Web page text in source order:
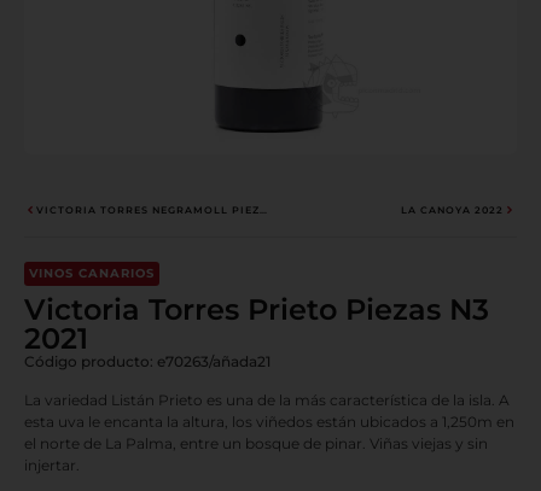
VICTORIA TORRES NEGRAMOLL PIEZAS N1 2020 LA CANOYA 2022
VINOS CANARIOS
Victoria Torres Prieto Piezas N3
2021
Código producto: e70263/añada21
La variedad Listán Prieto es una de la más característica de la isla. A
esta uva le encanta la altura, los viñedos están ubicados a 1,250m en
el norte de La Palma, entre un bosque de pinar. Viñas viejas y sin
injertar.